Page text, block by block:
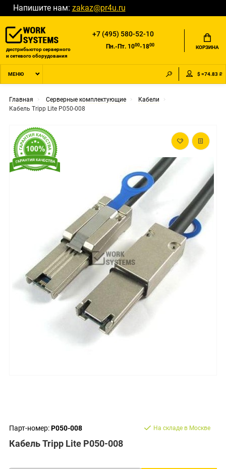
Напишите нам: zakaz@pr4u.ru
дистрибьютор серверного
и сетевого оборудования
+7 (495) 580-52-10
Пн.-Пт. 1000-1800 КОРЗИНА
МЕНЮ $ =74.83 ₽
Главная Серверные комплектующие
Кабели
Кабель Tripp Lite P050-008
Парт-номер:P050-008
Кабель Tripp Lite P050-008
На складе в Москве